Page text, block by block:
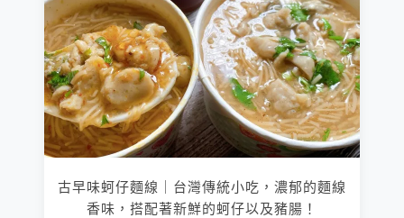
古早味蚵仔麵線｜台灣傳統小吃，濃郁的麵線
香味，搭配著新鮮的蚵仔以及豬腸！